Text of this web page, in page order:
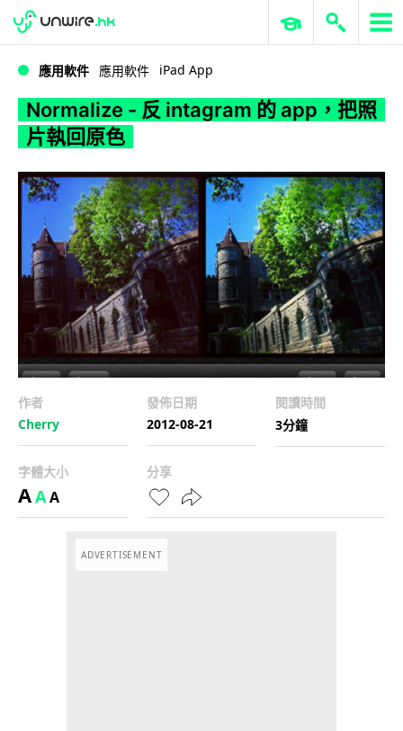
WWDC 2026 ERP 與商業 AI
應用軟件 應用軟件 iPad App
Normalize - 反 intagram 的 app，把照
片執回原色
作者
Cherry
發佈日期
2012-08-21
閱讀時間
3分鐘
字體大小
AAA
分享
ADVERTISEMENT